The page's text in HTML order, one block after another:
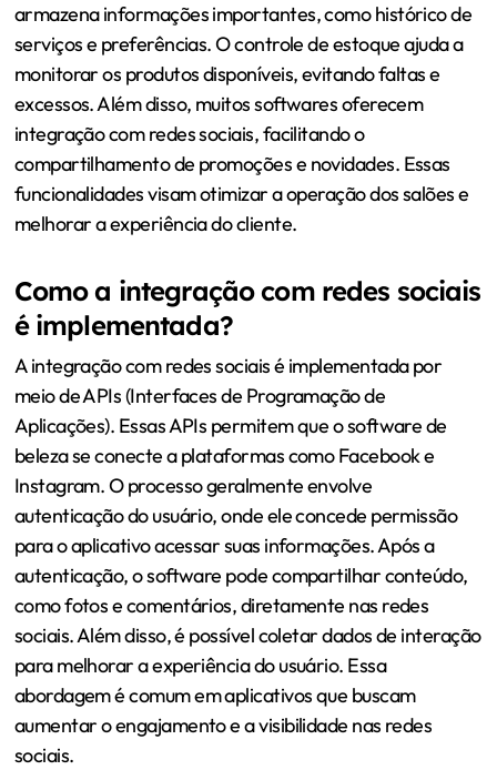
armazena informações importantes, como histórico de
serviços e preferências. O controle de estoque ajuda a
monitorar os produtos disponíveis, evitando faltas e
excessos. Além disso, muitos softwares oferecem
integração com redes sociais, facilitando o
compartilhamento de promoções e novidades. Essas
funcionalidades visam otimizar a operação dos salões e
melhorar a experiência do cliente.
Como a integração com redes sociais
é implementada?
A integração com redes sociais é implementada por
meio de APIs (Interfaces de Programação de
Aplicações). Essas APIs permitem que o software de
beleza se conecte a plataformas como Facebook e
Instagram. O processo geralmente envolve
autenticação do usuário, onde ele concede permissão
para o aplicativo acessar suas informações. Após a
autenticação, o software pode compartilhar conteúdo,
como fotos e comentários, diretamente nas redes
sociais. Além disso, é possível coletar dados de interação
para melhorar a experiência do usuário. Essa
abordagem é comum em aplicativos que buscam
aumentar o engajamento e a visibilidade nas redes
sociais.